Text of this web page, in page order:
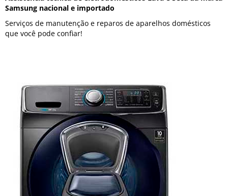
Samsung nacional e importado
Serviços de manutenção e reparos de aparelhos domésticos
que você pode confiar!